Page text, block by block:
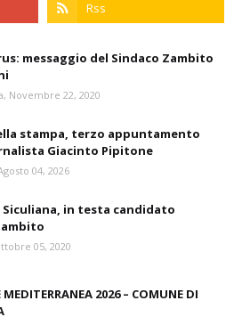
messaggio del Sindaco Zambito
Novembre 22, 2020
stampa, terzo appuntamento
Giacinto Pipitone
04, 2026
Siculiana, in testa candidato
05, 2020
MEDITERRANEA 2026 – COMUNE DI